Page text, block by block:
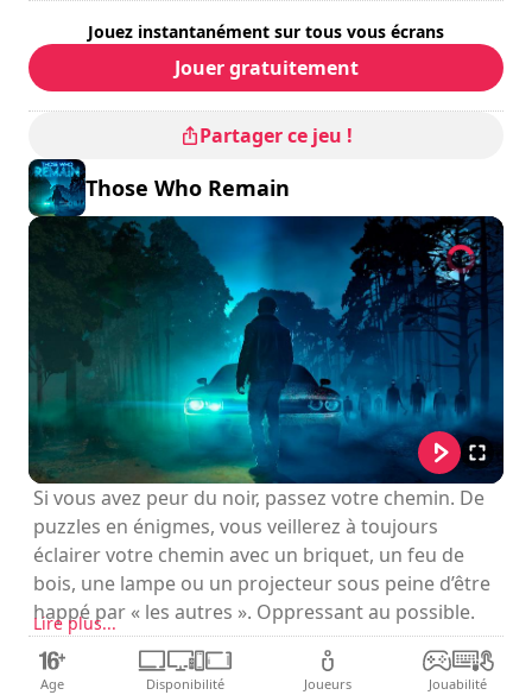
Difficulté: élevée
Jouez instantanément sur tous vous écrans
Jouer gratuitement
Partager ce jeu !
Those Who Remain
Si vous avez peur du noir, passez votre chemin. De
puzzles en énigmes, vous veillerez à toujours
éclairer votre chemin avec un briquet, un feu de
bois, une lampe ou un projecteur sous peine d’être
happé par « les autres ». Oppressant au possible.
Lire plus...
Age Disponibilité Joueurs Jouabilité